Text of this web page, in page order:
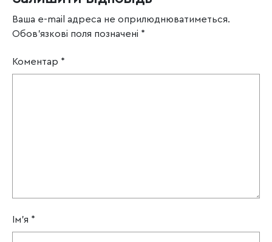
Ваша e-mail адреса не оприлюднюватиметься.
Обов’язкові поля позначені *
Коментар *
Ім'я *